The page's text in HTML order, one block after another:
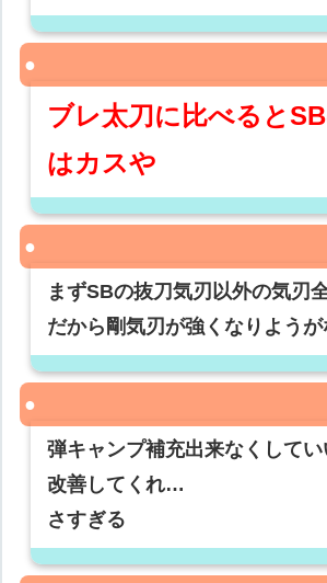
ブレ太刀に比べると
はカスや
まずSBの抜刀気刃以外の気刃
だから剛気刃が強くなりようが
弾キャンプ補充出来なくして
改善してくれ…
さすぎる